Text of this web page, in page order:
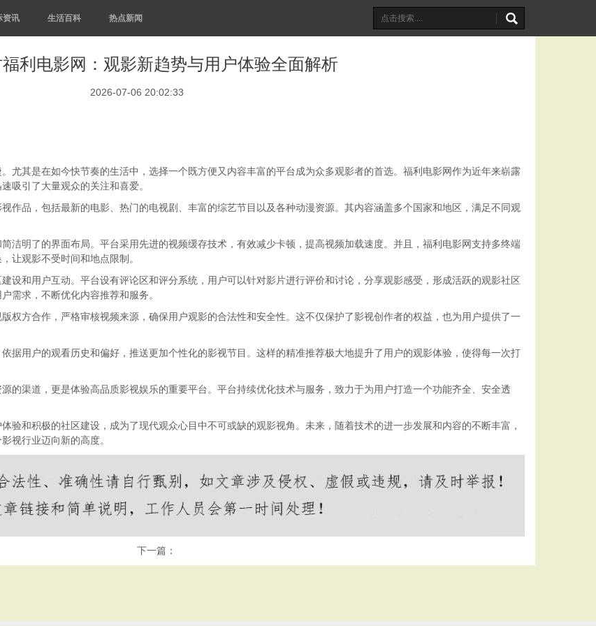
资讯 生活百科 热点新闻
利电影网：观影新趋势与用户体验全面解析
2026-07-06 20:02:33
尤其是在如今快节奏的生活中，选择一个既方便又内容丰富的平台成为众多观影者的首选。福利电影网作为近年来崭露
吸引了大量观众的关注和喜爱。
作品，包括最新的电影、热门的电视剧、丰富的综艺节目以及各种动漫资源。其内容涵盖多个国家和地区，满足不同观
洁明了的界面布局。平台采用先进的视频缓存技术，有效减少卡顿，提高视频加载速度。并且，福利电影网支持多终端
让观影不受时间和地点限制。
设和用户互动。平台设有评论区和评分系统，用户可以针对影片进行评价和讨论，分享观影感受，形成活跃的观影社区
需求，不断优化内容推荐和服务。
权方合作，严格审核视频来源，确保用户观影的合法性和安全性。这不仅保护了影视创作者的权益，也为用户提供了一
据用户的观看历史和偏好，推送更加个性化的影视节目。这样的精准推荐极大地提升了用户的观影体验，使得每一次打
的渠道，更是体验高品质影视娱乐的重要平台。平台持续优化技术与服务，致力于为用户打造一个功能齐全、安全透
验和积极的社区建设，成为了现代观众心目中不可或缺的观影视角。未来，随着技术的进一步发展和内容的不断丰富，
视行业迈向新的高度。
下一篇：